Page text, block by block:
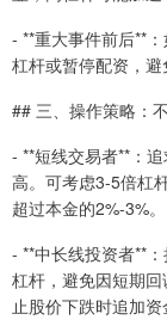
- **重大事件前后**
杠杆或暂停配资，避
## 三、操作策略：
- **短线交易者**：
高。可考虑3-5倍杠
超过本金的2%-3%。
- **中长线投资者**
杠杆，避免因短期
止股价下跌时追加资